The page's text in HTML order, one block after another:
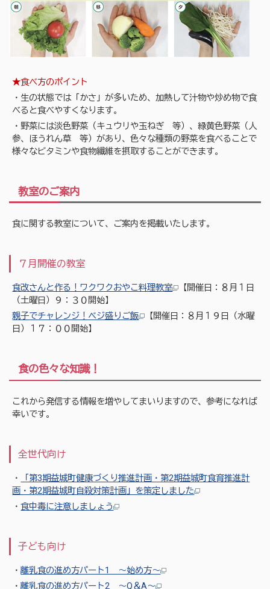
★食べ方のポイント
・生の状態では「かさ」が多いため、加熱して汁物や炒め物で食
べると食べやすくなります。
・野菜には淡色野菜（キュウリや玉ねぎ 等）、緑黄色野菜（人
参、ほうれん草 等）があり、色々な種類の野菜を食べることで
様々なビタミンや食物繊維を摂取することができます。
教室のご案内
食に関する教室について、ご案内を掲載いたします。
７月開催の教室
食改さんと作る！ワクワクおやこ料理教室
【開催日：８月１日
（土曜日）９：３０開始】
親子でチャレンジ！ベジ盛りご飯
【開催日：８月１９日（水曜
日）１７：００開始】
食の色々な知識！
これから発信する情報を増やしてまいりますので、参考になれば
幸いです。
全世代向け
・
「第3期益城町健康づくり推進計画・第2期益城町食育推進計
画・第2期益城町自殺対策計画」を策定しました
・食中毒に注意しましょう
子ども向け
・離乳食の進め方パート1 〜始め方〜
・離乳食の進め方パート2 〜Q＆A〜